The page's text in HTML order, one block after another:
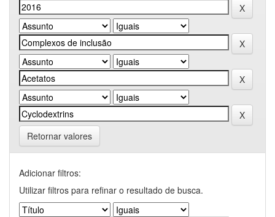
Retornar valores
Adicionar filtros:
Utilizar filtros para refinar o resultado de busca.